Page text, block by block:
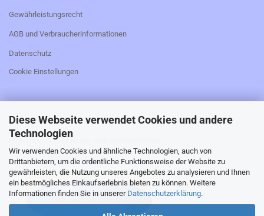
Diese Webseite verwendet Cookies und andere
Technologien
Wir verwenden Cookies und ähnliche Technologien, auch von
Drittanbietern, um die ordentliche Funktionsweise der Website zu
gewährleisten, die Nutzung unseres Angebotes zu analysieren und Ihnen
ein bestmögliches Einkaufserlebnis bieten zu können. Weitere
Informationen finden Sie in unserer Datenschutzerklärung.
Gewährleistungsrecht
AGB und Verbraucherinformationen
Datenschutz
Cookie Einstellungen
_________________________________________________
Falls Sie den Kaufvertrag widerrufen möchten,
bitte hier klicken: